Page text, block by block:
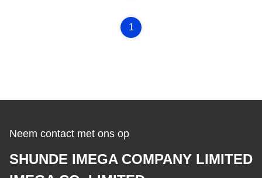
1
Neem contact met ons op
SHUNDE IMEGA COMPANY LIMITED